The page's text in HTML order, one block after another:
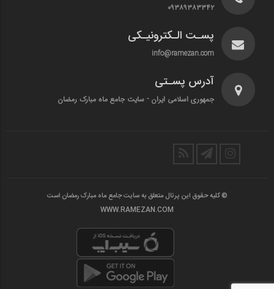
۰۹۳۸۹۳۸۳۳۴۲
پسـت الـکترونیـکی
info@ramezan.com
آدرس پسـتی
جمهوری اسلامی ایران - سایت جامع ماه مبارک رمضان
© کلیه حقوق این پرتال متعلق به سایت جامع ماه مبارک رمضان است
WWW.RAMEZAN.COM